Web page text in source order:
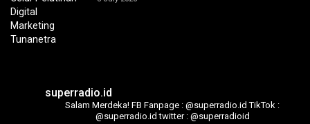
superradio.id
Salam Merdeka! FB Fanpage : @superradio.id TikTok :
@superradio.id twitter : @superradioid